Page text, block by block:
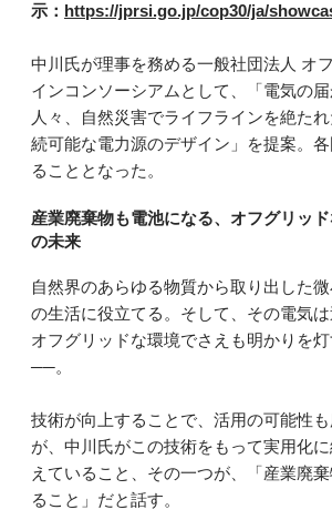
示： https://jprsi.go.jp/cop30/ja/
中川氏が理事を務める一般社団法人 オ
インコンソーシアムとして、「電気の
人々、自然災害でライフラインを絶た
続可能な電力源のデザイン」を提案。
ることとなった。
産業廃棄物も電池になる、オフグリッ
の未来
自然界のあらゆる物質から取り出した
の生活に役立てる。そして、その電気
オフグリッドな環境でさえも明かりを
──。
技術が向上することで、活用の可能性
が、中川氏がこの技術をもって実用化
えていること、その一つが、「産業廃
ること」だと話す。